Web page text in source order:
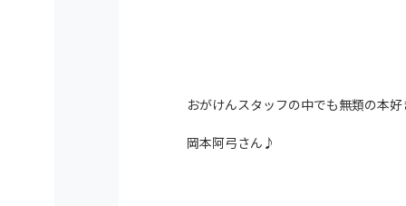
おがけんスタッフの中でも無類の本好
岡本阿弓さん♪